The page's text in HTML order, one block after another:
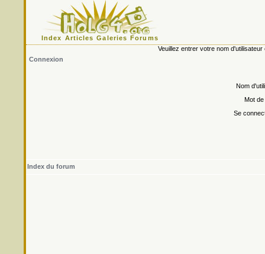
Index Articles Galeries Forums
Veuillez entrer votre nom
Connexion
Nom
Mot
Se
Index du forum